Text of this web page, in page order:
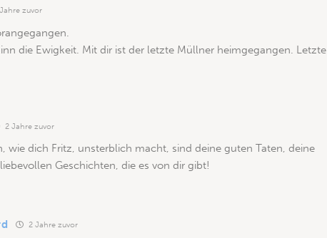
zuvor
die Ewigkeit. Mit dir ist der letzte Müllner heimgegangen. Letzte
2 Jahre zuvor
wie dich Fritz, unsterblich macht, sind deine guten Taten, deine
Geschichten, die es von dir gibt!
2 Jahre zuvor